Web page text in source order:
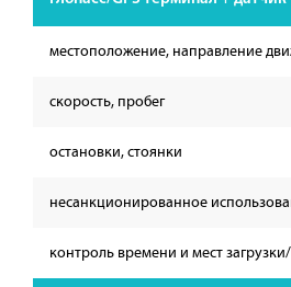
местоположение, направление
скорость, пробег
остановки, стоянки
несанкционированное
контроль времени и мест